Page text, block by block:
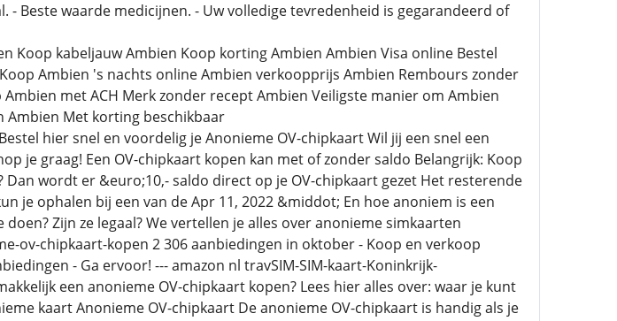
Beste waarde medicijnen. - Uw volledige tevredenheid is gegarandeerd of
Koop kabeljauw Ambien Koop korting Ambien Ambien Visa online Bestel
Ambien 's nachts online Ambien verkoopprijs Ambien Rembours zonder
met ACH Merk zonder recept Ambien Veiligste manier om Ambien
Ambien Met korting beschikbaar
hier snel en voordelig je Anonieme OV-chipkaart Wil jij een snel een
je graag! Een OV-chipkaart kopen kan met of zonder saldo Belangrijk: Koop
wordt er &euro;10,- saldo direct op je OV-chipkaart gezet Het resterende
je ophalen bij een van de Apr 11, 2022 &middot; En hoe anoniem is een
Zijn ze legaal? We vertellen je alles over anonieme simkaarten
ov-chipkaart-kopen 2 306 aanbiedingen in oktober - Koop en verkoop
- Ga ervoor! --- amazon nl travSIM-SIM-kaart-Koninkrijk-
een anonieme OV-chipkaart kopen? Lees hier alles over: waar je kunt
kaart Anonieme OV-chipkaart De anonieme OV-chipkaart is handig als je